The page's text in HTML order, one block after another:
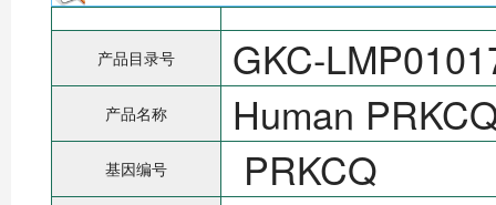
产品目录号 GKC-
产品名称 Human
基因编号 PRKCQ